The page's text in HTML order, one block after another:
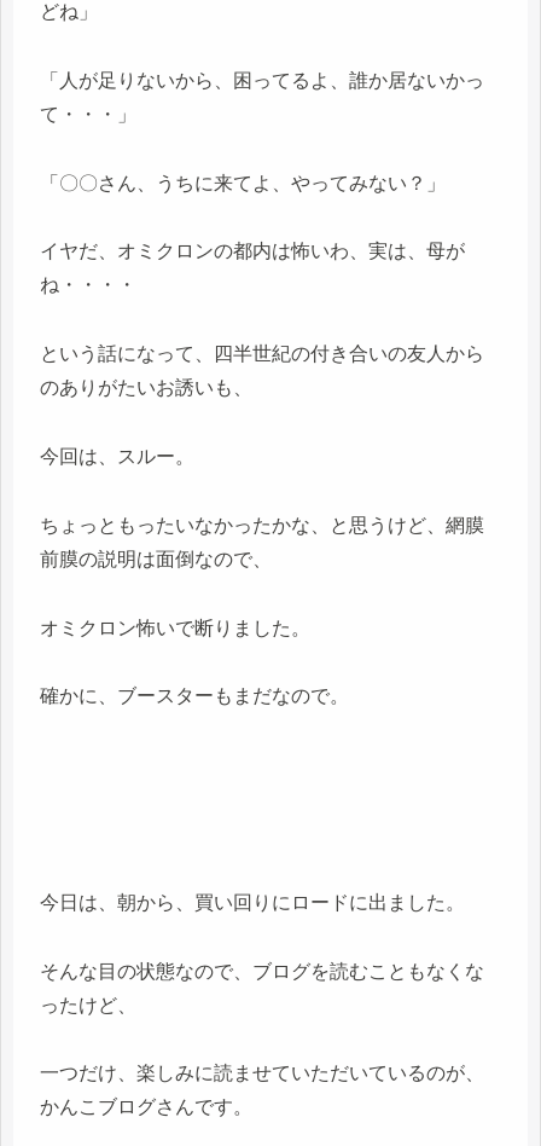
どね」
「人が足りないから、困ってるよ、誰か居ないかっ
て・・・」
「〇〇さん、うちに来てよ、やってみない？」
イヤだ、オミクロンの都内は怖いわ、実は、母が
ね・・・・
という話になって、四半世紀の付き合いの友人から
のありがたいお誘いも、
今回は、スルー。
ちょっともったいなかったかな、と思うけど、網膜
前膜の説明は面倒なので、
オミクロン怖いで断りました。
確かに、ブースターもまだなので。
今日は、朝から、買い回りにロードに出ました。
そんな目の状態なので、ブログを読むこともなくな
ったけど、
一つだけ、楽しみに読ませていただいているのが、
かんこブログさんです。